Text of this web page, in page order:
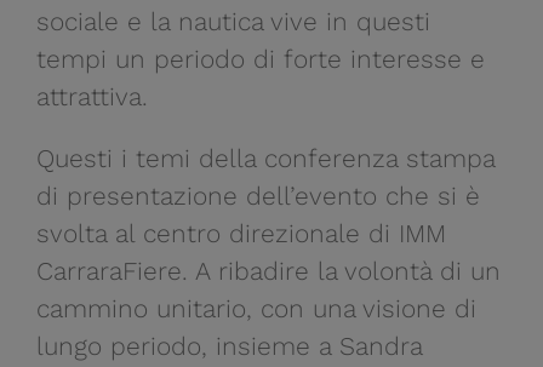
sociale e la nautica vive in questi
tempi un periodo di forte interesse e
attrattiva.
Questi i temi della conferenza stampa
di presentazione dell’evento che si è
svolta al centro direzionale di IMM
CarraraFiere. A ribadire la volontà di un
cammino unitario, con una visione di
lungo periodo, insieme a Sandra